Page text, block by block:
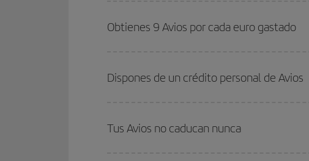
Obtienes 9 Avios por cada euro gastado
Dispones de un crédito personal de Avios
Tus Avios no caducan nunca